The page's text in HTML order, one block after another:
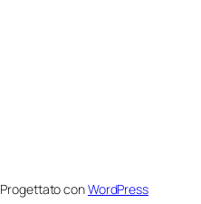
Progettato conWordPress